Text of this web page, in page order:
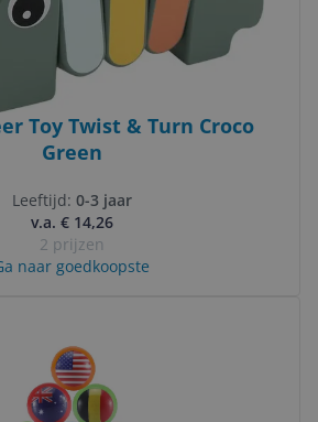
Toy Twist & Turn Croco
Green
Leeftijd: 0-3 jaar
v.a. € 14,26
2 prijzen
naar goedkoopste